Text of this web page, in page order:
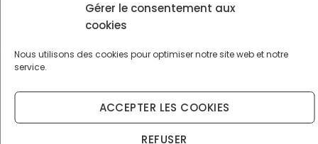
Gérer le consentement aux
cookies
Nous utilisons des cookies pour optimiser notre site web et notre
service.
ACCEPTER LES COOKIES
REFUSER
Copyright 2026 © OrusBijoux Tous droits réservés
BP90032, 13600 La Ciotat, France - Téléphone : 09.75.23.60.62